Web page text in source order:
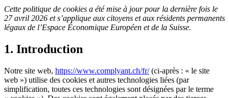
Cette politique de cookies a été mise à jour pour la dernière fois le
27 avril 2026 et s’applique aux citoyens et aux résidents permanents
légaux de l’Espace Économique Européen et de la Suisse.
1. Introduction
Notre site web, https://www.complyant.ch/fr/(ci-après : « le site
web ») utilise des cookies et autres technologies liées (par
simplification, toutes ces technologies sont désignées par le terme